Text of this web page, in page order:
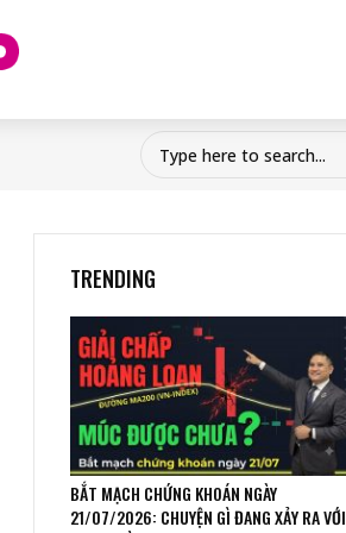
TRENDING
BẮT MẠCH CHỨNG KHOÁN NGÀY
21/07/2026: CHUYỆN GÌ ĐANG XẢY RA VỚI